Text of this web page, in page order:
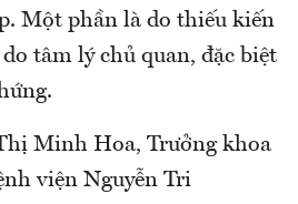
Một phần là do thiếu kiến
tâm lý chủ quan, đặc biệt
Minh Hoa, Trưởng khoa
viện Nguyễn Tri